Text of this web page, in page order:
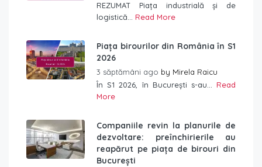
REZUMAT Piața industrială și de
logistică... Read More
Piața birourilor din România în S1
2026
3 săptămâni ago by Mirela Raicu
În S1 2026, în București s-au... Read
More
Companiile revin la planurile de
dezvoltare: preînchirierile au
reapărut pe piața de birouri din
București